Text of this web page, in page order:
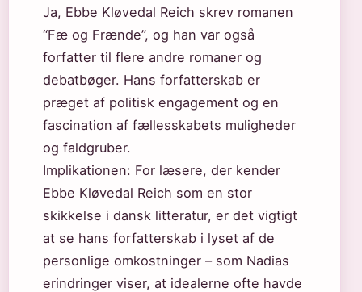
Ja, Ebbe Kløvedal Reich skrev romanen
“Fæ og Frænde”, og han var også
forfatter til flere andre romaner og
debatbøger. Hans forfatterskab er
præget af politisk engagement og en
fascination af fællesskabets muligheder
og faldgruber.
Implikationen: For læsere, der kender
Ebbe Kløvedal Reich som en stor
skikkelse i dansk litteratur, er det vigtigt
at se hans forfatterskab i lyset af de
personlige omkostninger – som Nadias
erindringer viser, at idealerne ofte havde